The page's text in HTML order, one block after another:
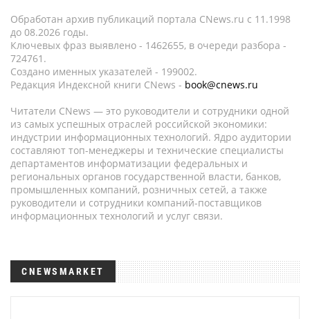
Обработан архив публикаций портала CNews.ru c 11.1998
до 08.2026 годы.
Ключевых фраз выявлено - 1462655, в очереди разбора -
724761.
Создано именных указателей - 199002.
Редакция Индексной книги CNews - book@cnews.ru
Читатели CNews — это руководители и сотрудники одной
из самых успешных отраслей российской экономики:
индустрии информационных технологий. Ядро аудитории
составляют топ-менеджеры и технические специалисты
департаментов информатизации федеральных и
региональных органов государственной власти, банков,
промышленных компаний, розничных сетей, а также
руководители и сотрудники компаний-поставщиков
информационных технологий и услуг связи.
CNEWSMARKET